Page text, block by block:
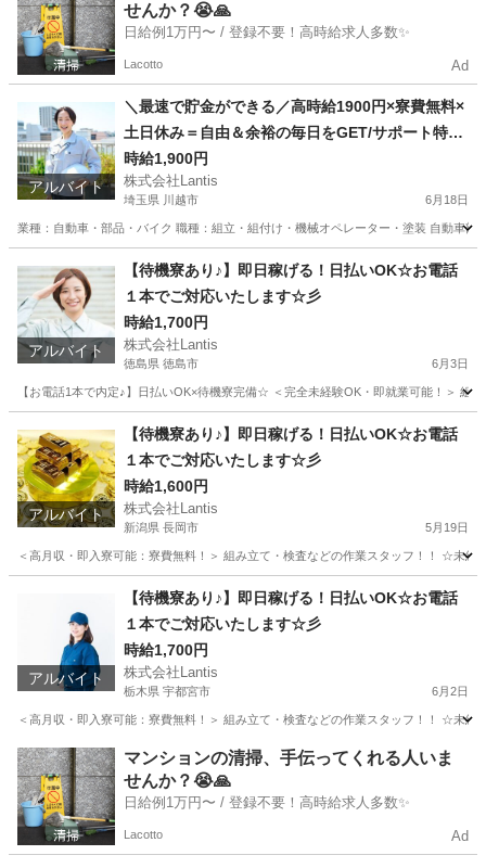
せんか？😭🙏
日給例1万円〜 / 登録不要！高時給求人多数✨
Lacotto Ad
アルバイト
＼最速で貯金ができる／高時給1900円×寮費無料×
土日休み＝自由＆余裕の毎日をGET/サポート特典
あり♪
時給1,900円
株式会社Lantis
埼玉県 川越市 6月18日
業種：自動車・部品・バイク 職種：組立・組付け・機械オペレーター・塗装 自動車
工場 無料
アルバイト
【待機寮あり♪】即日稼げる！日払いOK☆お電話
１本でご対応いたします☆彡
時給1,700円
株式会社Lantis
徳島県 徳島市 6月3日
【お電話1本で内定♪】日払いOK×待機寮完備☆ ＜完全未経験OK・即就業可能！＞
工場 時給
アルバイト
【待機寮あり♪】即日稼げる！日払いOK☆お電話
１本でご対応いたします☆彡
時給1,600円
株式会社Lantis
新潟県 長岡市 5月19日
＜高月収・即入寮可能：寮費無料！＞ 組み立て・検査などの作業スタッフ！！
工場 時給
アルバイト
【待機寮あり♪】即日稼げる！日払いOK☆お電話
１本でご対応いたします☆彡
時給1,700円
株式会社Lantis
栃木県 宇都宮市 6月2日
＜高月収・即入寮可能：寮費無料！＞ 組み立て・検査などの作業スタッフ！！
栃木 宇都宮市 工場 時給
マンションの清掃、手伝ってくれる人いま
せんか？😭🙏
日給例1万円〜 / 登録不要！高時給求人多数✨
Lacotto Ad